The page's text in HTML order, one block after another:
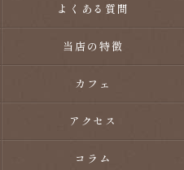
よくある質問
当店の特徴
カフェ
アクセス
コラム